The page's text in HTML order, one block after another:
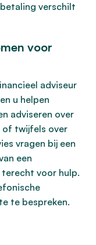
verschilt
voor
adviseur
u helpen
adviseren over
of twijfels over
vragen bij een
een
terecht voor hulp.
te bespreken.